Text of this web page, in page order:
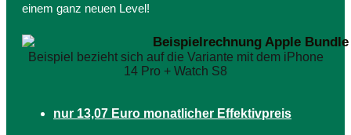
einem ganz neuen Level!
Beispiel bezieht sich auf die Variante mit dem iPhone
14 Pro + Watch S8
nur 13,07 Euro monatlicher Effektivpreis